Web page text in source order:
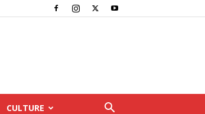
CULTURE